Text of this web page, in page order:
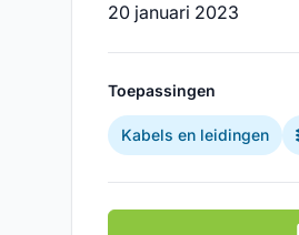
20 januari 2023
Toepassingen
Kabels en leidingen